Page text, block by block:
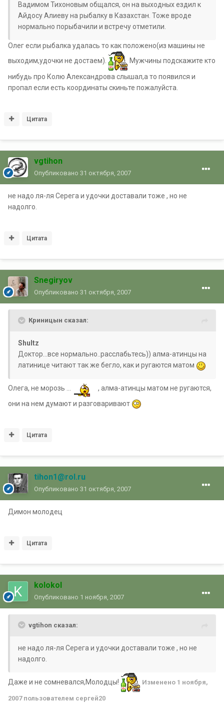
Вадимом Тихоновым общался, он на выходных ездил к
Айдосу Алиеву на рыбалку в Казахстан. Тоже вроде
нормально порыбачили и встречу отметили.
Олег если рыбалка удалась то как положено(из машины не
выходим,удочки не достаем).
Мужчины подскажите кто
нибудь про Колю Александрова слышал,а то появился и
пропал если есть координаты скиньте пожалуйста.
Цитата
vgtihon
Опубликовано 31 октября, 2007
не надо ля-ля Серега и удочки доставали тоже , но не
надолго.
Цитата
Snegiryov
Опубликовано 31 октября, 2007
Криницын сказал:
Shultz
Доктор...все нормально..расслабьтесь)) алма-атинцы на
латинице читают так же бегло, как и ругаются матом
Олега, не морозь ...
, алма-атинцы матом не ругаются,
они на нем думают и разговаривают
Цитата
tihon1@rol.ru
Опубликовано 31 октября, 2007
Димон молодец
Цитата
kolokol
Опубликовано 1 ноября, 2007
vgtihon сказал:
не надо ля-ля Серега и удочки доставали тоже , но не
надолго.
Даже и не сомневался,Молодцы! Изменено 1 ноября,
2007пользователем сергей20